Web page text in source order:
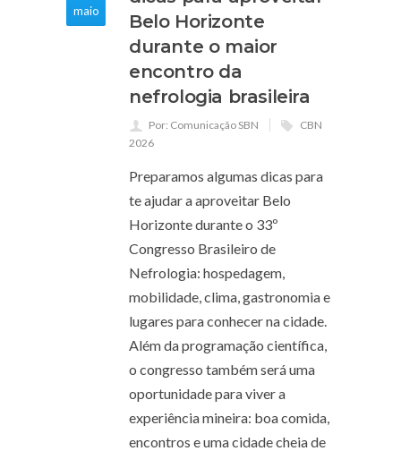
maio
Belo Horizonte
durante o maior
encontro da
nefrologia brasileira
Por: Comunicação SBN
CBN
2026
Preparamos algumas dicas para
te ajudar a aproveitar Belo
Horizonte durante o 33º
Congresso Brasileiro de
Nefrologia: hospedagem,
mobilidade, clima, gastronomia e
lugares para conhecer na cidade.
Além da programação científica,
o congresso também será uma
oportunidade para viver a
experiência mineira: boa comida,
encontros e uma cidade cheia de